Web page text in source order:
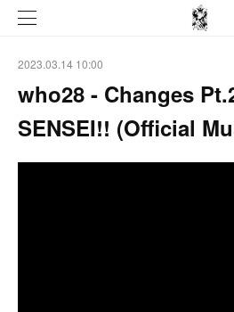
2023.03.14 10:00
who28 - Changes
SENSEI!! (Official